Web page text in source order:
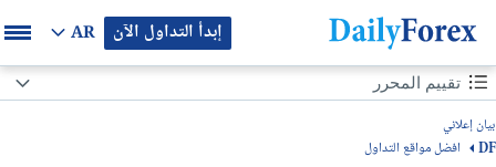
إبدأ التداول الآن AR
محتوى الصفحة
DF افضل مواقع التداول
بيان إعلاني
تقييم المحرر
تقييم المحرر